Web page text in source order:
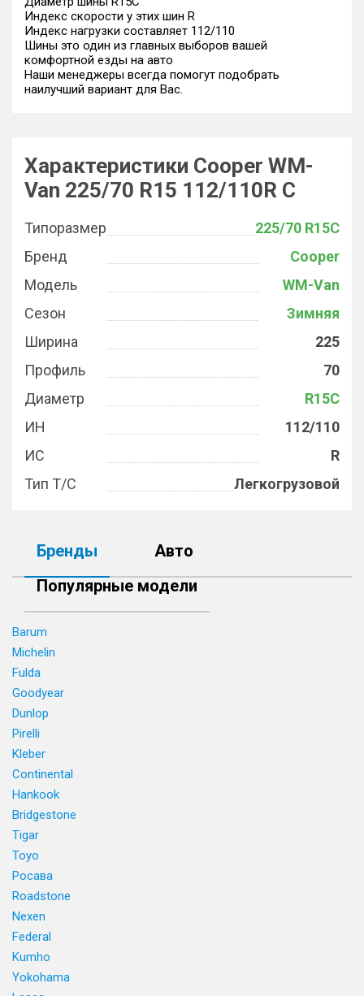
Индекс скорости у этих шин R
Индекс нагрузки составляет 112/110
Шины это один из главных выборов вашей
комфортной езды на авто
Наши менеджеры всегда помогут подобрать
наилучший вариант для Вас.
Характеристики Cooper WM-
Van 225/70 R15 112/110R C
Типоразмер
225/70 R15C
Бренд
Cooper
Модель
WM-Van
Сезон
Зимняя
Ширина
225
Профиль
70
Диаметр
R15C
ИН
112/110
ИС
R
Тип Т/С
Легкогрузовой
Бренды
Авто
Популярные модели
Barum
Michelin
Fulda
Goodyear
Dunlop
Pirelli
Kleber
Continental
Hankook
Bridgestone
Tigar
Toyo
Росава
Roadstone
Nexen
Federal
Kumho
Yokohama